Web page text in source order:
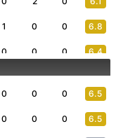
1 0 0 6.8
0 0 0 6.4
0 0 0 6.8
6.4
6.3
0 0 0 6.5
0 0 0 6.5